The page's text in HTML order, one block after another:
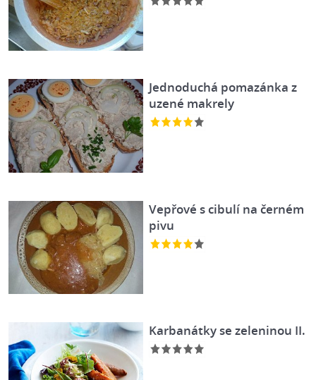
Jednoduchá pomazánka z
uzené makrely
Vepřové s cibulí na černém
pivu
Karbanátky se zeleninou II.